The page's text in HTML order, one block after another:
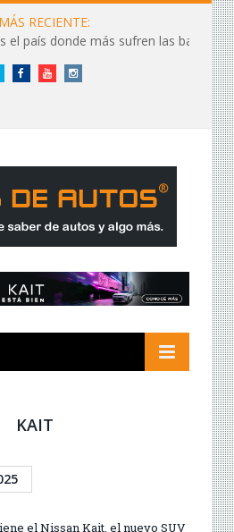
RECIENTE:
el país donde más sufren las baterías?
Twitter FacebookYouTubeInstagram
KAIT
el Nissan Kait, el nuevo SUV